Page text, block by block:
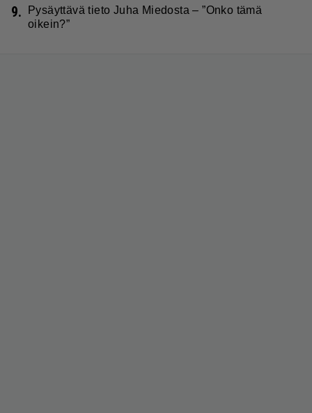
9.
Pysäyttävä tieto Juha Miedosta – ”Onko tämä
oikein?”